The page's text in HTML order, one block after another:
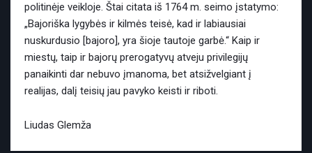
politinėje veikloje. Štai citata iš 1764 m. seimo įstatymo:
„Bajoriška lygybės ir kilmės teisė, kad ir labiausiai
nuskurdusio [bajoro], yra šioje tautoje garbė.“ Kaip ir
miestų, taip ir bajorų prerogatyvų atveju privilegijų
panaikinti dar nebuvo įmanoma, bet atsižvelgiant į
realijas, dalį teisių jau pavyko keisti ir riboti.
Liudas Glemža